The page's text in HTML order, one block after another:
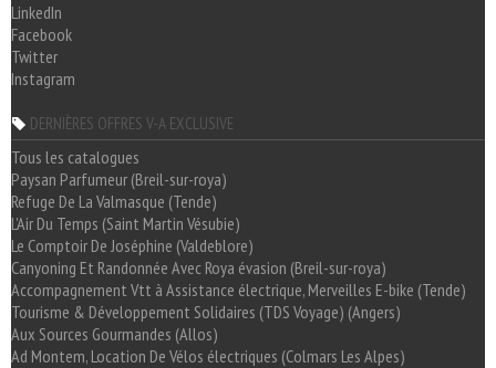
LinkedIn
Facebook
Twitter
Instagram
DERNIÈRES OFFRES V-A EXCLUSIVE
Tous les catalogues
Paysan Parfumeur (Breil-sur-roya)
Refuge De La Valmasque (Tende)
L'Air Du Temps (Saint Martin Vésubie)
Le Comptoir De Joséphine (Valdeblore)
Canyoning Et Randonnée Avec Roya évasion (Breil-sur-roya)
Accompagnement Vtt à Assistance électrique, Merveilles E-bike (Tende)
Tourisme & Développement Solidaires (TDS Voyage) (Angers)
Aux Sources Gourmandes (Allos)
Ad Montem, Location De Vélos électriques (Colmars Les Alpes)